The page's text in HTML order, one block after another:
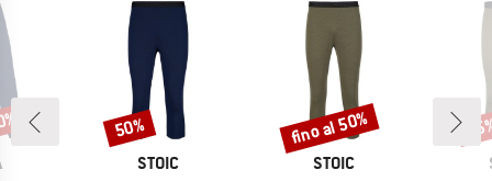
MARCHIO
STOIC
Sconto
50%
MARCHIO
STOIC
Sconto
fino al 50%